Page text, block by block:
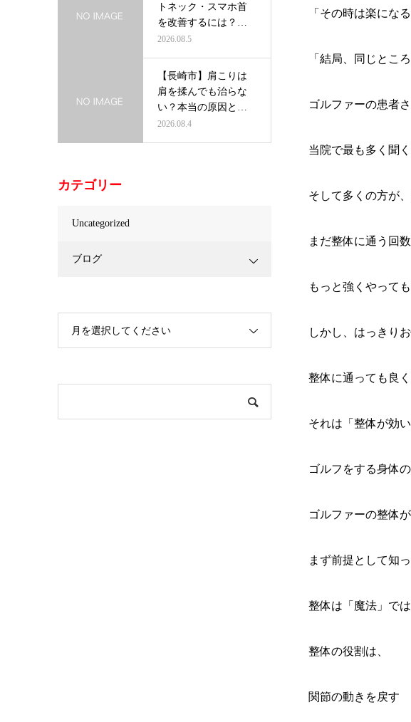
「その時は楽にな
「結局、同じとこ
ゴルファーの患者さ
当院で最も多く聞
そして多くの方が
まだ整体に通う回
もっと強くやって
しかし、はっきり
整体に通っても良
それは「整体が効
ゴルフをする身体
ゴルファーの整体
まず前提として知
整体は「魔法」で
整体の役割は、
関節の動きを戻す
トネック・スマホ首
を改善するには？首
だけを治療し…
2026.08.5
【長崎市】肩こりは
肩を揉んでも治らな
い？本当の原因と根
本改善の方法…
2026.08.4
カテゴリー
Uncategorized
ブログ
月を選択してください